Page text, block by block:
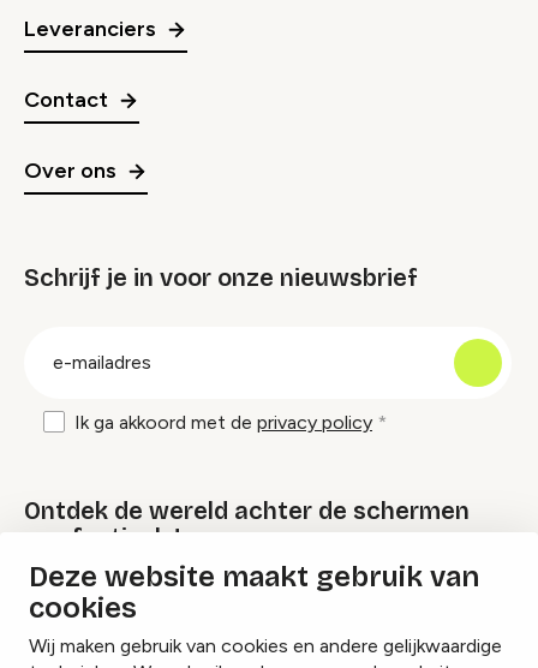
Deze website maakt gebruik van
cookies
Wij maken gebruik van cookies en andere gelijkwaardige
Leveranciers
Contact
Over ons
Schrijf je in voor onze nieuwsbrief
Ik ga akkoord met de privacy policy
Ontdek de wereld achter de schermen
van festivals!
Lees onze Festival Specials